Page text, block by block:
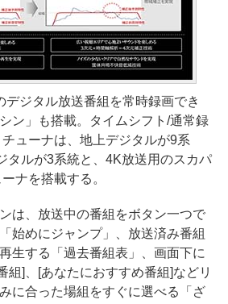
ジタル放送番組を常時録画でき
ン」も搭載。タイムシフト/通常録
ューナは、地上デジタルが9系
タルが3系統と、4K放送用のスカパ
ナを搭載する。
は、放送中の番組をボタン一つで
始めにジャンプ」、放送済み番組
生する「過去番組表」、画面下に
組]、[あなたにおすすめ番組]などリ
に合った場組をすぐに選べる「ざ